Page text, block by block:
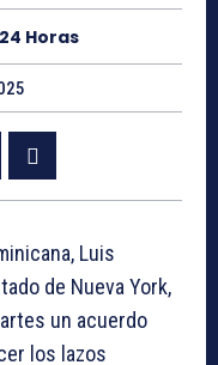
Horas
Luis
de Nueva York,
un acuerdo
los lazos